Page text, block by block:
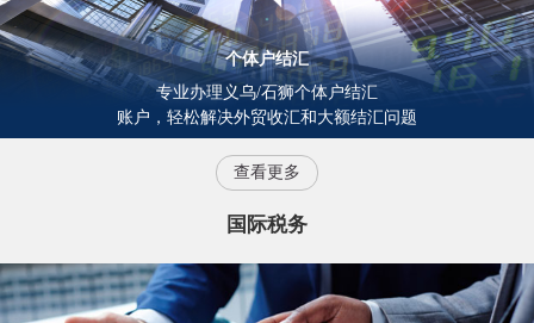
个体户结汇
专业办理义乌/石狮个体户结汇
账户，轻松解决外贸收汇和大额结汇问题
查看更多
国际税务